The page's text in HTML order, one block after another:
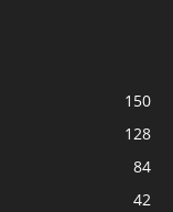
150
128
84
42